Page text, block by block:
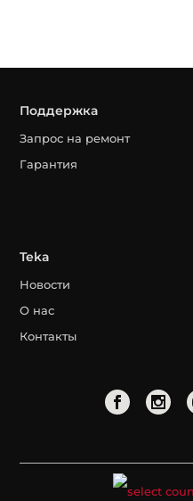
Поддержка
Запрос на ремонт
Гарантия
Teka
Новости
О нас
Контакты